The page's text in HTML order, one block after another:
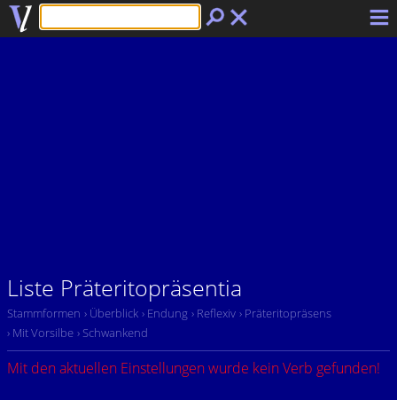
Liste Präteritopräsentia
Stammformen › Überblick › Endung › Reflexiv › Präteritopräsens
› Mit Vorsilbe › Schwankend
Mit den aktuellen Einstellungen wurde kein Verb gefunden!